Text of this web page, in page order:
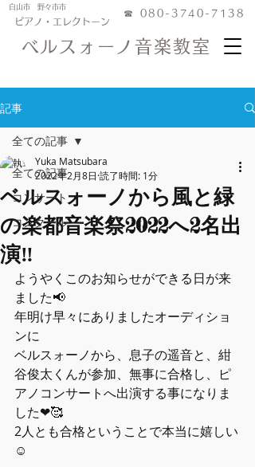
ベルスォーノ音楽教室
白山市 野々市市
☎︎ 080-3740-7138
ピアノ・エレクトーン
記事
全ての記事
コンサート
コンクール
全ての記事
ベルスォーノから風と緑
の楽都音楽祭2022へ2名出
演‼️
Yuka Matsubara
2022年2月8日 読了時間: 1分
ようやくこのお知らせができる日が来
ました📢
年明け早々にありましたオーディショ
ンに
ベルスォーノから、息子の遥音と、紺
谷俊太くんが参加、無事に合格し、ピ
アノコンサートへ出演する事になりま
した❤🥰
2人とも合格ということで本当に嬉しい
☺️